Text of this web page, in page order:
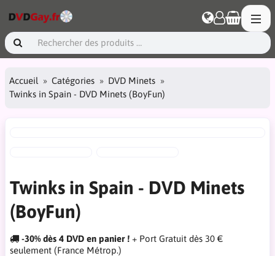
Accueil Catégories
DVD Minets
Twinks in Spain - DVD Minets (BoyFun)
Twinks in Spain - DVD Minets
(BoyFun)
-30% dès 4 DVD en panier ! + Port Gratuit dès 30 €
seulement (France Métrop.)